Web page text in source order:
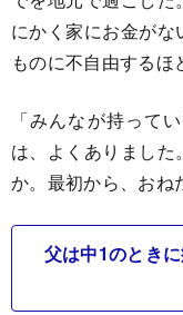
にかく家にお金が
ものに不自由するほ
「みんなが持って
は、よくありまし
か。最初から、おね
父は中1のとき